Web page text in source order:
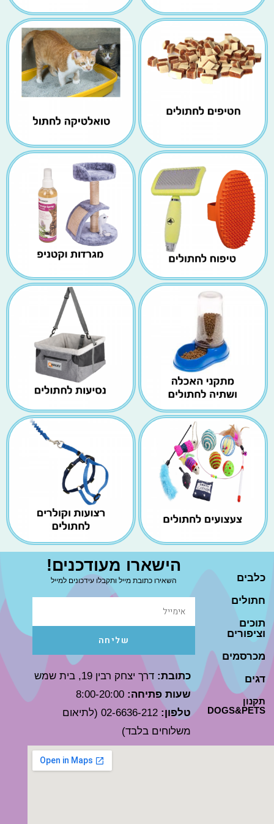
כלבים
חתולים
תוכים
וציפורים
מכרסמים
דגים
תקנון
DOGS&PETS
הישארו מעודכנים!
השאירו כתובת מייל ותקבלו עידכונים למייל
שליחה
כתובת: דרך יצחק רבין 19, בית שמש
שעות פתיחה:
טלפון:
02-6636-212 (לתיאום
משלוחים בלבד)